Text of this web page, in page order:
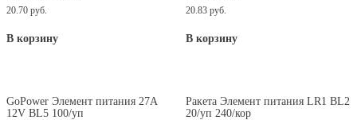
20.70 руб.
В корзину
20.83руб.
В корзину
GoPower Элемент питания 27A
12V BL5 100/уп
Ракета Элемент питания LR1 BL2
20/уп 240/кор